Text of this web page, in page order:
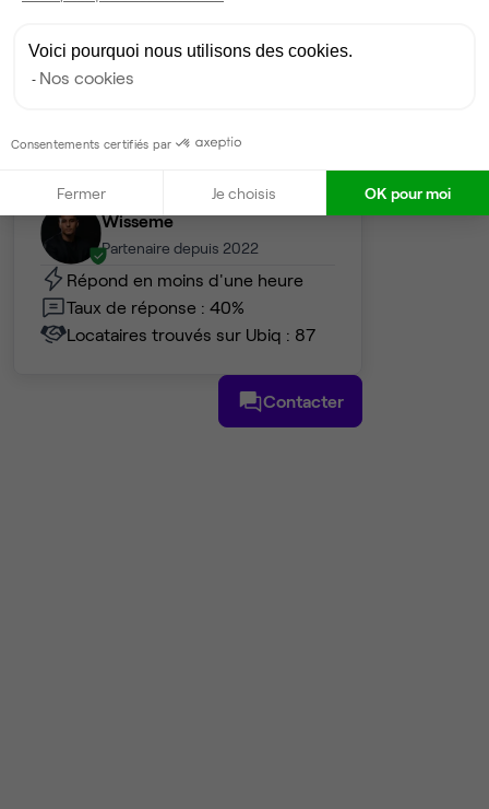
2 548 €
Voir tout
Wisseme
Partenaire depuis 2022
Répond en moins d'une heure
Taux de réponse : 40%
Locataires trouvés sur Ubiq : 87
Contacter
Voici pourquoi nous utilisons des cookies.
Nos cookies
Consentements certifiés par
Fermer Je choisis OK pour moi